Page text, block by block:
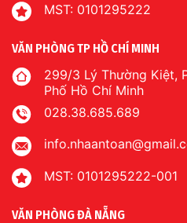
MST: 0101295222
VĂN PHÒNG TP HỒ CHÍ MINH
299/3 Lý Thường Kiệt,
Phố Hồ Chí Minh
028.38.685.689
MST: 0101295222-001
VĂN PHÒNG ĐÀ NẴNG